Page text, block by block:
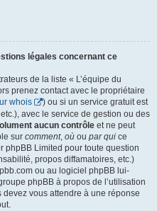
légales concernant ce
de la liste « L’équipe du
prenez contact avec le propriétaire
whois
) ou si un service gratuit est
avec le service de gestion ou des
aucun contrôle et ne peut
sur comment, où ou par qui ce
phpBB Limited pour toute question
propos diffamatoires, etc.)
ou au logiciel phpBB lui-
phpBB à propos de l’utilisation
vous attendre à une réponse